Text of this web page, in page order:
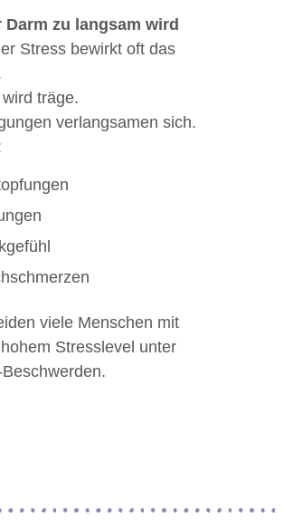
Darm zu langsam wird
Stress bewirkt oft das
träge.
verlangsamen sich.
viele Menschen mit
Stresslevel unter